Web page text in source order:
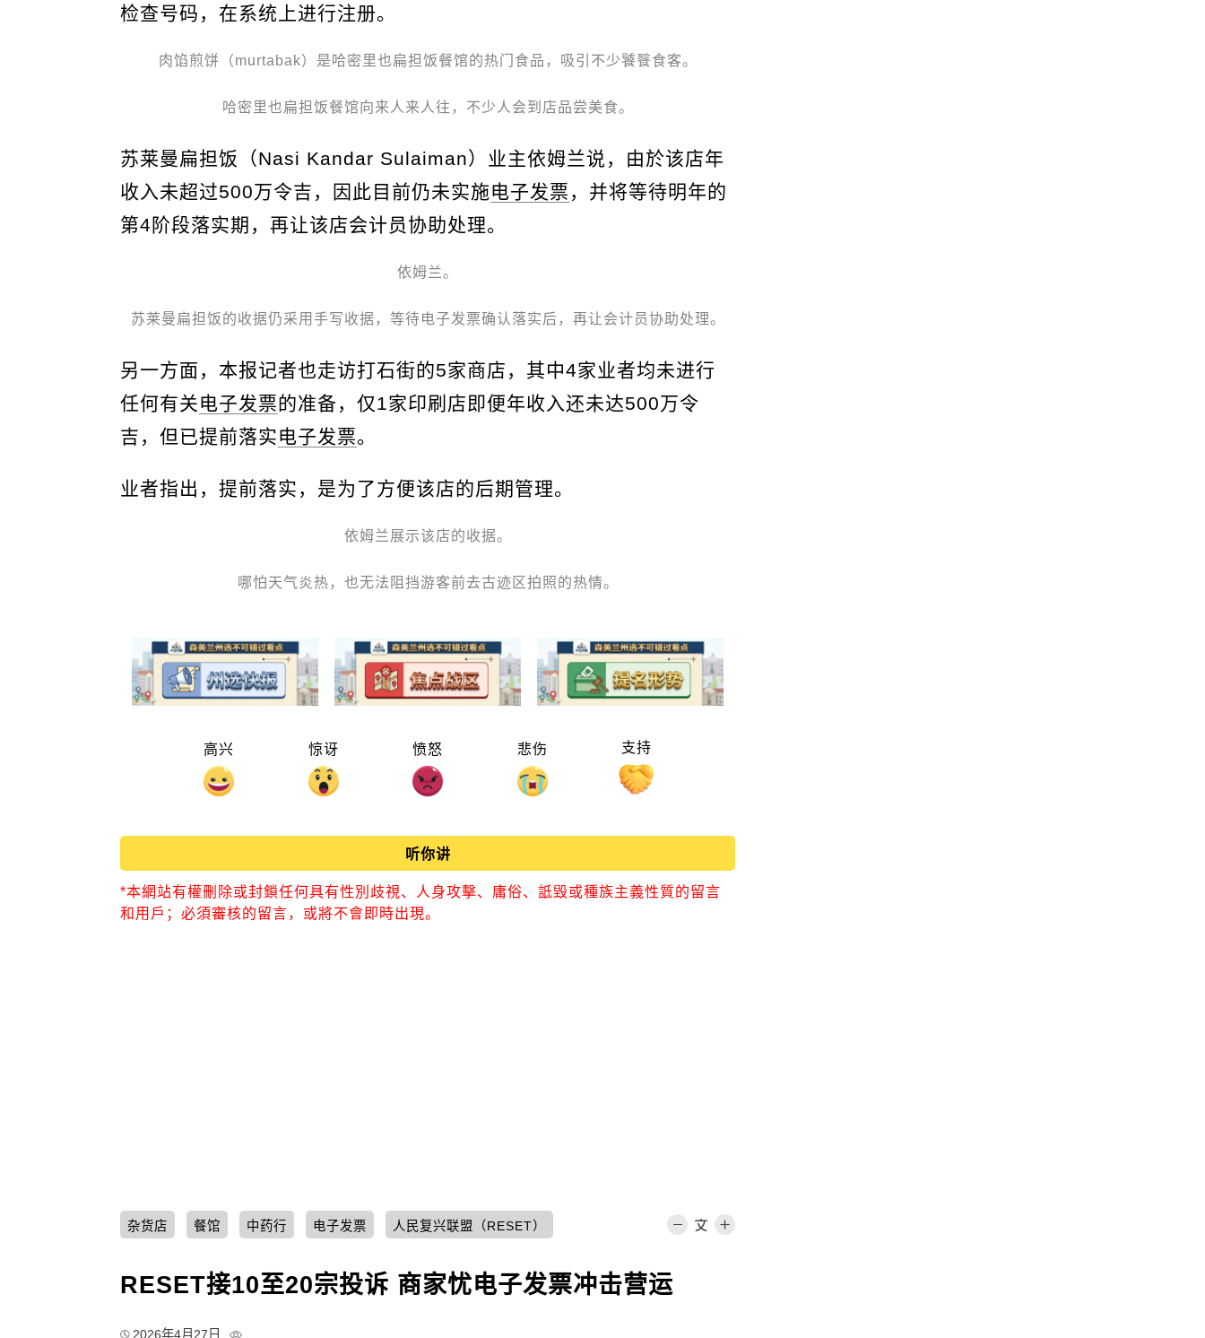
检查号码，在系统上进行注册。
肉馅煎饼（murtabak）是哈密里也扁担饭餐馆的热门食品，吸引不少饕餮食客。
哈密里也扁担饭餐馆向来人来人往，不少人会到店品尝美食。
苏莱曼扁担饭（Nasi Kandar Sulaiman）业主依姆兰说，由於该店年
收入未超过500万令吉，因此目前仍未实施电子发票 ，并将等待明年的
第4阶段落实期，再让该店会计员协助处理。
依姆兰。
苏莱曼扁担饭的收据仍采用手写收据，等待电子发票确认落实后，再让会计员协助处理。
另一方面，本报记者也走访打石街的5家商店，其中4家业者均未进行
任何有关电子发票的准备，仅1家印刷店即便年收入还未达500万令
吉，但已提前落实电子发票。
业者指出，提前落实，是为了方便该店的后期管理。
依姆兰展示该店的收据。
哪怕天气炎热，也无法阻挡游客前去古迹区拍照的热情。
高兴 惊讶 愤怒 悲伤 支持
听你讲
*本網站有權刪除或封鎖任何具有性別歧視、人身攻擊、庸俗、詆毀或種族主義性質的留言
和用戶；必須審核的留言，或將不會即時出現。
杂货店 餐馆 中药行 电子发票 人民复兴联盟（RESET）
RESET接10至20宗投诉 商家忧电子发票冲击营运
2026年4月27日